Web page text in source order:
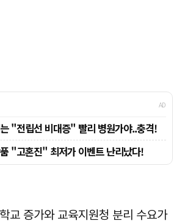
교 증가와 교육지원청 분리 수요가